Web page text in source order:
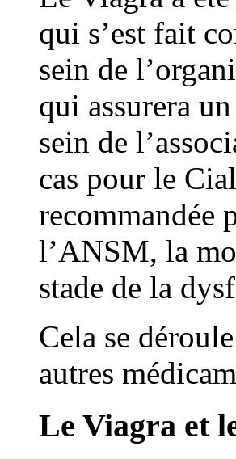
qui s’est fait
sein de
qui assurera
sein de
cas pour le
recommandée
l’ANSM, la
stade de la
Cela se
autres
Le Viagra et